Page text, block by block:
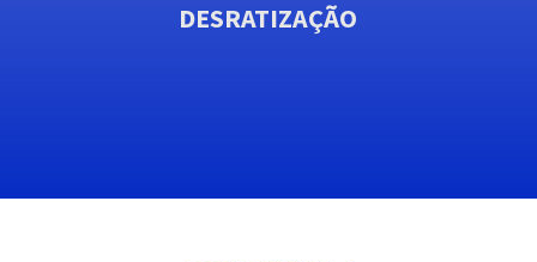
DESRATIZAÇÃO